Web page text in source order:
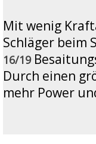
Mit wenig
Schläger beim
16/19
Durch einen
mehr Power